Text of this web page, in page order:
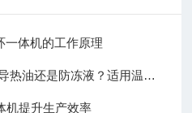
一体机的工作原理
还是防冻液？适用温度解析
机提升生产效率